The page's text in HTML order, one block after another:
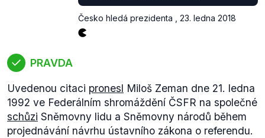
Česko hledá prezidenta 23. ledna 2018
PRAVDA
Uvedenou citaci pronesl Miloš Zeman dne 21. ledna
1992 ve Federálním shromáždění ČSFR na společné
schůzi Sněmovny lidu a Sněmovny národů během
projednávání návrhu ústavního zákona o referendu.